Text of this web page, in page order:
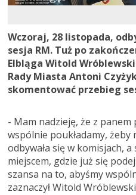
Wczoraj, 28 listopada,
sesja RM. Tuż po
Elbląga Witold
Rady Miasta Antoni
skomentować przebieg
- Mam nadzieję, że z
wspólnie poukładamy,
odbywała się w komisjach, a
miejscem, gdzie już się
szansa na to, abyśmy
zaznaczył Witold Wróblewski